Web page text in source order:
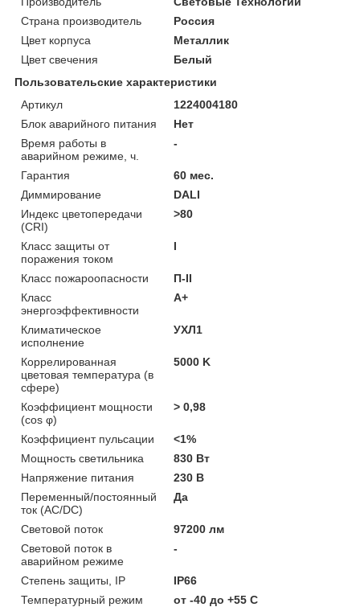
Страна производитель
Россия
Цвет корпуса
Металлик
Цвет свечения
Белый
Пользовательские характеристики
Артикул
1224004180
Блок аварийного питания
Нет
Время работы в
аварийном режиме, ч.
-
Гарантия
60 мес.
Диммирование
DALI
Индекс цветопередачи
(CRI)
>80
Класс защиты от
поражения током
I
Класс пожароопасности
П-ІІ
Класс
энергоэффективности
A+
Климатическое
исполнение
УХЛ1
Коррелированная
цветовая температура (в
сфере)
5000 K
Коэффициент мощности
(cos φ)
> 0,98
Коэффициент пульсации
<1%
Мощность светильника
830 Вт
Напряжение питания
230 В
Переменный/постоянный
ток (AC/DC)
Да
Световой поток
97200 лм
Световой поток в
аварийном режиме
-
Степень защиты, IP
IP66
Температурный режим
от -40 до +55 C